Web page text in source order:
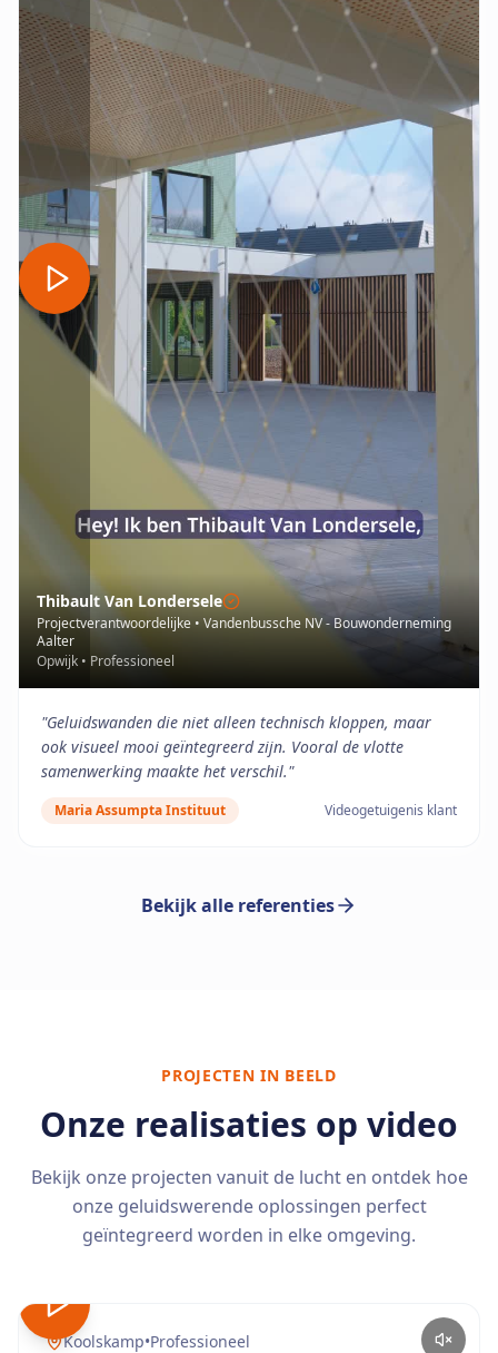
Thibault Van Londersele
Projectverantwoordelijke • Vandenbussche NV - Bouwonderneming
Aalter
Opwijk • Professioneel
"Geluidswanden die niet alleen technisch kloppen, maar
ook visueel mooi geïntegreerd zijn. Vooral de vlotte
samenwerking maakte het verschil."
Maria Assumpta Instituut Videogetuigenis klant
Bekijk alle referenties
PROJECTEN IN BEELD
Onze realisaties op video
Bekijk onze projecten vanuit de lucht en ontdek hoe
onze geluidswerende oplossingen perfect
geïntegreerd worden in elke omgeving.
Koolskamp•Professioneel